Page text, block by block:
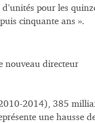
pour les
cinquante ans ».
nouveau directeur
2014), 385
une hausse